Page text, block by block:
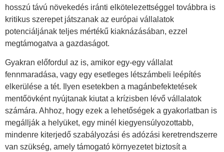
hosszú távú növekedés iránti elkötelezettséggel továbbra is
kritikus szerepet játszanak az európai vállalatok
potenciáljának teljes mértékű kiaknázásában, ezzel
megtámogatva a gazdaságot.
Gyakran előfordul az is, amikor egy-egy vállalat
fennmaradása, vagy egy esetleges létszámbeli leépítés
elkerülése a tét. Ilyen esetekben a magánbefektetések
mentőövként nyújtanak kiutat a krízisben lévő vállalatok
számára. Ahhoz, hogy ezek a lehetőségek a gyakorlatban is
megállják a helyüket, egy minél kiegyensúlyozottabb,
mindenre kiterjedő szabályozási és adózási keretrendszerre
van szükség, amely támogató környezetet biztosít a